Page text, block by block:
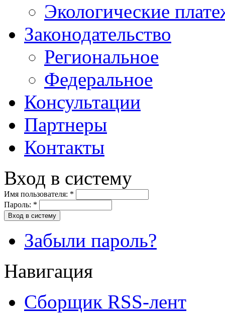
Экологические
Законодательство
Региональное
Федеральное
Консультации
Партнеры
Контакты
Вход в систему
Имя пользователя: *
Пароль: *
Вход в систему
Забыли пароль?
Навигация
Сборщик RSS-лент